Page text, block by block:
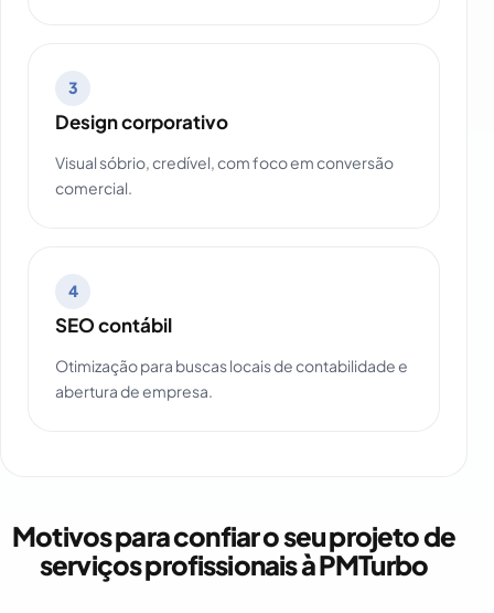
3
Design corporativo
Visual sóbrio, credível, com foco em conversão
comercial.
4
SEO contábil
Otimização para buscas locais de contabilidade e
abertura de empresa.
Motivos para confiar o seu projeto de
serviços profissionais à PMTurbo